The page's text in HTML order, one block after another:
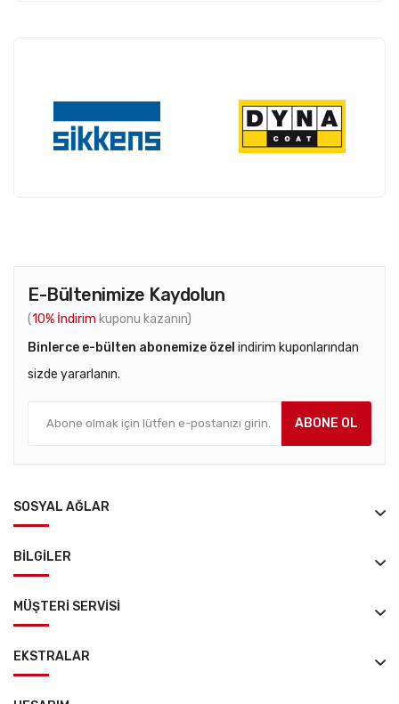
E-Bültenimize Kaydolun
(10% İndirim kuponu kazanın)
Binlerce e-bülten abonemize özel indirim kuponlarından
sizde yararlanın.
ABONE OL
SOSYAL AĞLAR
BILGILER
MÜŞTERI SERVISI
EKSTRALAR